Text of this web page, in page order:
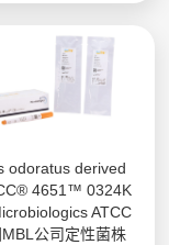
odoratus derived
4651™ 0324K
ATCC
公司定性菌株